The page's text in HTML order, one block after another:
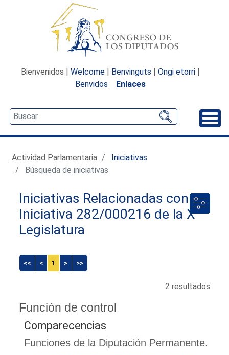
Bienvenidos | Welcome | Benvinguts | Ongi etorri |
Benvidos
Enlaces
Actividad Parlamentaria
Iniciativas
Búsqueda de iniciativas
Iniciativas Relacionadas con la
Iniciativa 282/000216 de la X
Legislatura
<< < 1 > >>
2 resultados
Función de control
Comparecencias
Funciones de la Diputación Permanente.